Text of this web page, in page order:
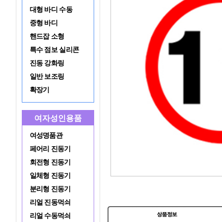
대형 바디 수동
중형 바디
핸드잡 소형
특수 점보 실리콘
진동 강화링
일반 보조링
확장기
여자성인용품
여성명품관
페어리 진동기
회전형 진동기
일체형 진동기
분리형 진동기
리얼 진동먹쇠
리얼 수동먹쇠